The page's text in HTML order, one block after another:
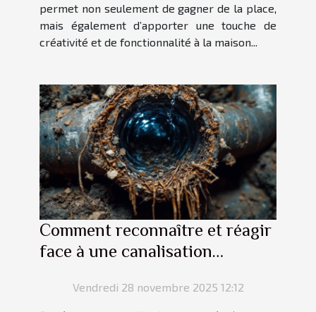
permet non seulement de gagner de la place,
mais également d’apporter une touche de
créativité et de fonctionnalité à la maison...
Comment reconnaître et réagir
face à une canalisation
Vendredi 28 novembre 2025 12:12